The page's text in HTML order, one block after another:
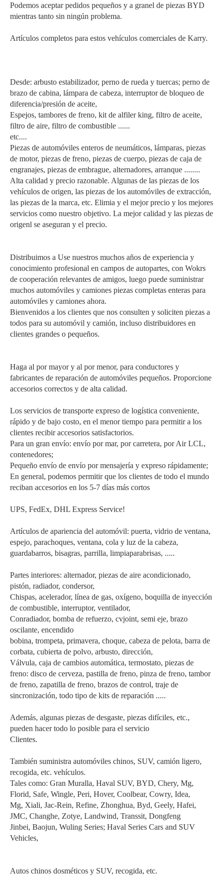
Podemos aceptar pedidos pequeños y a granel de piezas BYD
mientras tanto sin ningún problema.
Artículos completos para estos vehículos comerciales de Karry.
Desde: arbusto estabilizador, perno de rueda y tuercas; perno de
brazo de cabina, lámpara de cabeza, interruptor de bloqueo de
diferencia/presión de aceite,
Espejos, tambores de freno, kit de alfiler king, filtro de aceite,
filtro de aire, filtro de combustible ......
etc....
Piezas de automóviles enteros de neumáticos, lámparas, piezas
de motor, piezas de freno, piezas de cuerpo, piezas de caja de
engranajes, piezas de embrague, alternadores, arranque ........
Alta calidad y precio razonable. Algunas de las piezas de los
vehículos de origen, las piezas de los automóviles de extracción,
las piezas de la marca, etc. Elimia y el mejor precio y los mejores
servicios como nuestro objetivo. La mejor calidad y las piezas de
origenl se aseguran y el precio.
Distribuimos a Use nuestros muchos años de experiencia y
conocimiento profesional en campos de autopartes, con Wokrs
de cooperación relevantes de amigos, luego puede suministrar
muchos automóviles y camiones piezas completas enteras para
automóviles y camiones ahora.
Bienvenidos a los clientes que nos consulten y soliciten piezas a
todos para su automóvil y camión, incluso distribuidores en
clientes grandes o pequeños.
Haga al por mayor y al por menor, para conductores y
fabricantes de reparación de automóviles pequeños. Proporcione
accesorios correctos y de alta calidad.
Los servicios de transporte expreso de logística conveniente,
rápido y de bajo costo, en el menor tiempo para permitir a los
clientes recibir accesorios satisfactorios.
Para un gran envío: envío por mar, por carretera, por Air LCL,
contenedores;
Pequeño envío de envío por mensajería y expreso rápidamente;
En general, podemos permitir que los clientes de todo el mundo
reciban accesorios en los 5-7 días más cortos
UPS, FedEx, DHL Express Service!
Artículos de apariencia del automóvil: puerta, vidrio de ventana,
espejo, parachoques, ventana, cola y luz de la cabeza,
guardabarros, bisagras, parrilla, limpiaparabrisas, .....
Partes interiores: alternador, piezas de aire acondicionado,
pistón, radiador, condersor,
Chispas, acelerador, línea de gas, oxígeno, boquilla de inyección
de combustible, interruptor, ventilador,
Conradiador, bomba de refuerzo, cvjoint, semi eje, brazo
oscilante, encendido
bobina, trompeta, primavera, choque, cabeza de pelota, barra de
corbata, cubierta de polvo, arbusto, dirección,
Válvula, caja de cambios automática, termostato, piezas de
freno: disco de cerveza, pastilla de freno, pinza de freno, tambor
de freno, zapatilla de freno, brazos de control, traje de
sincronización, todo tipo de kits de reparación .....
Además, algunas piezas de desgaste, piezas difíciles, etc.,
pueden hacer todo lo posible para el servicio
Clientes.
También suministra automóviles chinos, SUV, camión ligero,
recogida, etc. vehículos.
Tales como: Gran Muralla, Haval SUV, BYD, Chery, Mg,
Florid, Safe, Wingle, Peri, Hover, Coolbear, Cowry, Idea,
Mg, Xiali, Jac-Rein, Refine, Zhonghua, Byd, Geely, Hafei,
JMC, Changhe, Zotye, Landwind, Transsit, Dongfeng
Jinbei, Baojun, Wuling Series; Haval Series Cars and SUV
Vehicles,
Autos chinos dosméticos y SUV, recogida, etc.